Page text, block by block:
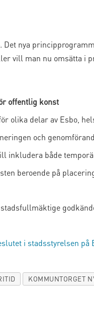
nya
vill man nu omsätta i
offentlig konst
olika delar av Esbo,
och
inkludera både
beroende på
i stadsstyrelsen på
KOMMUNTORGET